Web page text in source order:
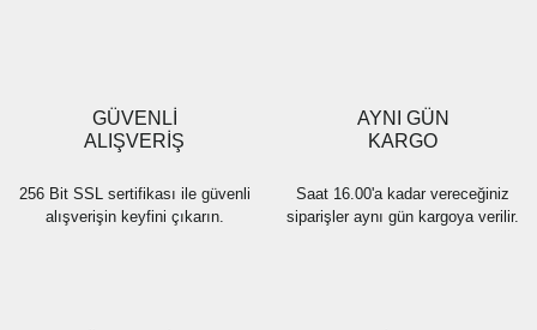
Ürün fiyatı diğer sitelerden daha pahalı.
Bu ürüne benzer farklı alternatifler olmalı.
GÜVENLİ
ALIŞVERİŞ
256 Bit SSL sertifikası ile güvenli
alışverişin keyfini çıkarın.
AYNI GÜN
KARGO
Saat 16.00'a kadar vereceğiniz
siparişler aynı gün kargoya verilir.